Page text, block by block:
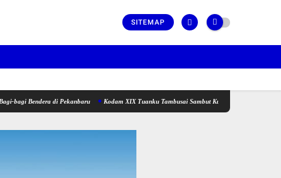
SITEMAP
di Pekanbaru Kodam XIX Tuanku Tambusai Sambut Kunjungan Kerja Menhan RI ke